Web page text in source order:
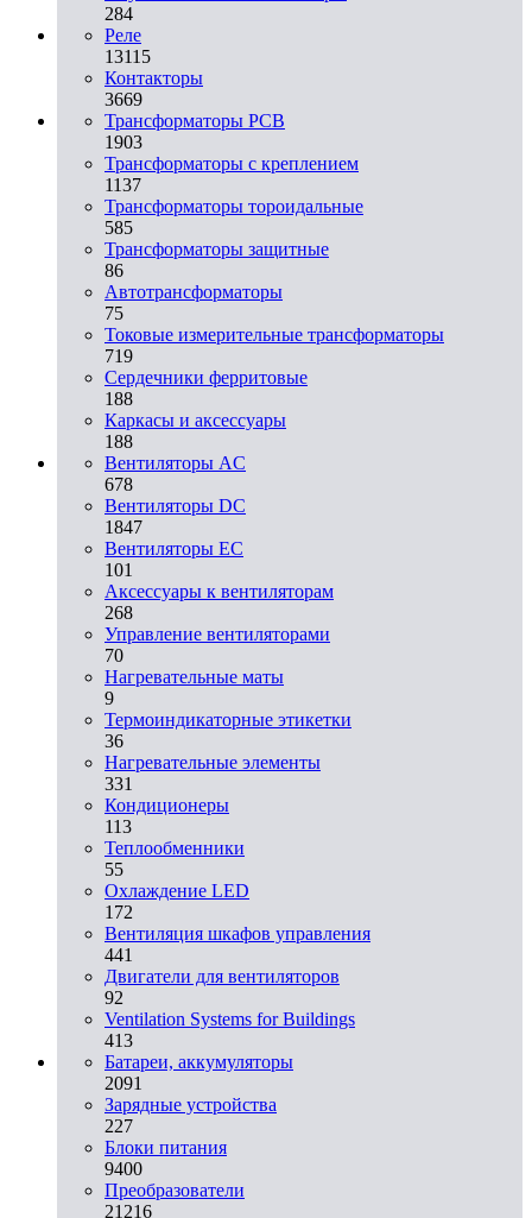
284
Реле
13115
Контакторы
3669
Трансформаторы PCB
1903
Трансформаторы с креплением
1137
Трансформаторы тороидальные
585
Трансформаторы защитные
86
Автотрансформаторы
75
Токовые измерительные трансформаторы
719
Сердечники ферритовые
188
Каркасы и аксессуары
188
Вентиляторы AC
678
Вентиляторы DC
1847
Вентиляторы EC
101
Аксессуары к вентиляторам
268
Управление вентиляторами
70
Нагревательные маты
9
Термоиндикаторные этикетки
36
Нагревательные элементы
331
Кондиционеры
113
Теплообменники
55
Охлаждение LED
172
Вентиляция шкафов управления
441
Двигатели для вентиляторов
92
Ventilation Systems for Buildings
413
Батареи, аккумуляторы
2091
Зарядные устройства
227
Блоки питания
9400
Преобразователи
21216